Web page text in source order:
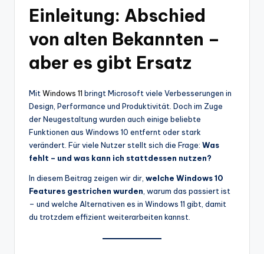
Einleitung: Abschied
von alten Bekannten –
aber es gibt Ersatz
Mit Windows 11 bringt Microsoft viele Verbesserungen in
Design, Performance und Produktivität. Doch im Zuge
der Neugestaltung wurden auch einige beliebte
Funktionen aus Windows 10 entfernt oder stark
verändert. Für viele Nutzer stellt sich die Frage: Was
fehlt – und was kann ich stattdessen nutzen?
In diesem Beitrag zeigen wir dir, welche Windows 10
Features gestrichen wurden , warum das passiert ist
– und welche Alternativen es in Windows 11 gibt, damit
du trotzdem effizient weiterarbeiten kannst.